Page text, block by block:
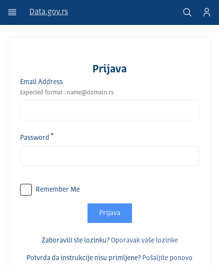
Data.gov.rs
Prijava
Email Address
Expected format : name@domain.rs
Password
Remember Me
Prijava
Zaboravili ste lozinku? Oporavak vaše lozinke
Potvrda da instrukcije nisu primlјene? Pošalјite ponovo